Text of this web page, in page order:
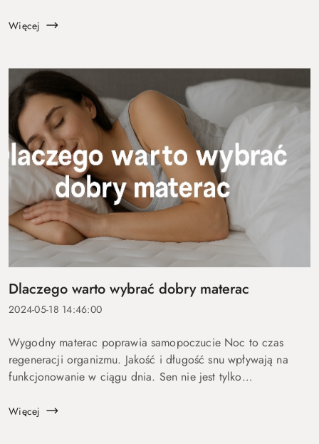
tego są medycy, di...
Więcej
Dlaczego warto wybrać dobry materac
2024-05-18 14:46:00
Wygodny materac poprawia samopoczucie Noc to czas
regeneracji organizmu. Jakość i długość snu wpływają na
funkcjonowanie w ciągu dnia. Sen nie jest tylko
psychicznej. Podczas snu organizm odbu...
Więcej